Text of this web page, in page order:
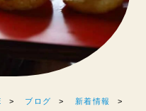
ブログ 新着情報